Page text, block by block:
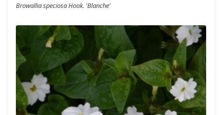
Browallia speciosa Hook. 'Blanche'